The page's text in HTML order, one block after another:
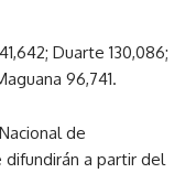
Duarte 130,086;
96,741.
de
difundirán a partir del